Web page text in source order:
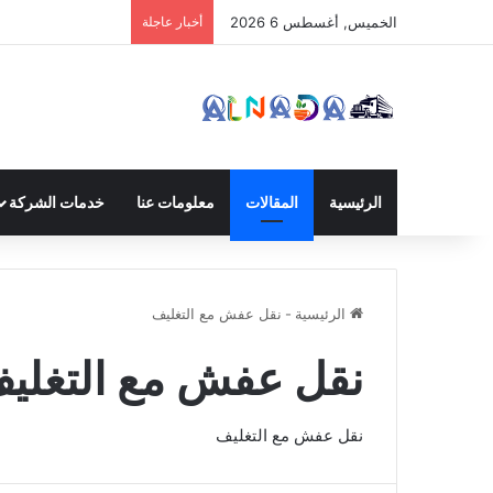
الخميس, أغسطس 6 2026 أخبار عاجلة
الرئيسية المقالات معلومات عنا خدمات الشركة
الرئيسية - نقل عفش مع التغليف
نقل عفش مع
نقل عفش مع التغليف